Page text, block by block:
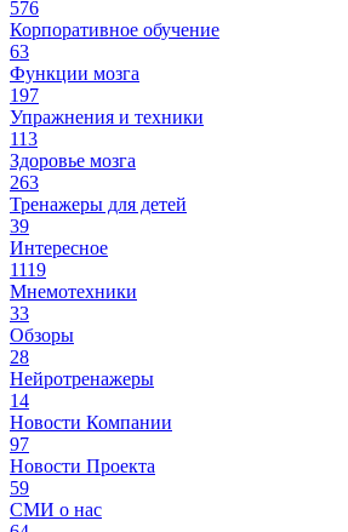
576
Корпоративное обучение
63
Функции мозга
197
Упражнения и техники
113
Здоровье мозга
263
Тренажеры для детей
39
Интересное
1119
Мнемотехники
33
Обзоры
28
Нейротренажеры
14
Новости Компании
97
Новости Проекта
59
СМИ о нас